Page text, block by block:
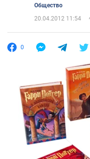
Общество
20.04.2012 11:54
0